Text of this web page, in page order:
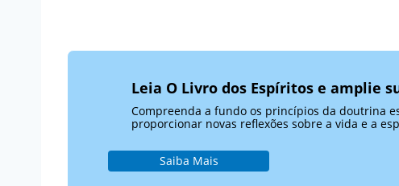
Leia O Livro dos Espíritos e amplie
Compreenda a fundo os princípios da doutrina
proporcionar novas reflexões sobre a vida e a
Saiba Mais